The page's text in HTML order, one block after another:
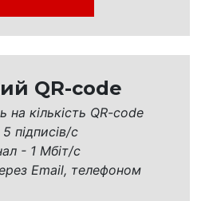
QR-code
на кількість QR-code
підписів/с
- 1 Мбіт/с
Email, телефоном